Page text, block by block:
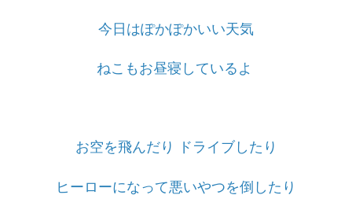
今日はぽかぽかいい天気
ねこもお昼寝しているよ
お空を飛んだり ドライブしたり
ヒーローになって悪いやつを倒したり